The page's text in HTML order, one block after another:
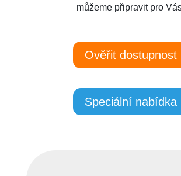
můžeme připravit pro
Ověřit dostupnost
Speciální nabídka